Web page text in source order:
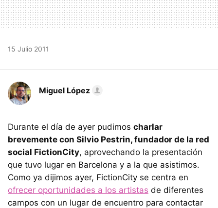
15 Julio 2011
Miguel López
Durante el día de ayer pudimos charlar
brevemente con Silvio Pestrin, fundador de la red
social FictionCity, aprovechando la presentación
que tuvo lugar en Barcelona y a la que asistimos.
Como ya dijimos ayer, FictionCity se centra en
ofrecer oportunidades a los artistas de diferentes
campos con un lugar de encuentro para contactar